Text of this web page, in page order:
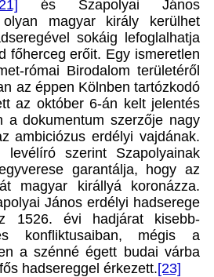
és Szapolyai János
magyar király kerülhet
sokáig lefoglalhatja
főherceg erőit. Egy ismeretlen
római Birodalom területéről
az éppen Kölnben tartózkodó
az október 6-án kelt jelentés
a dokumentum szerzője nagy
ambiciózus erdélyi vajdának.
levélíró szerint Szapolyainak
garantálja, hogy az
magyar királlyá koronázza.
János erdélyi hadserege
1526. évi hadjárat kisebb-
konfliktusaiban, mégis a
a szénné égett budai várba
hadsereggel érkezett.[23]